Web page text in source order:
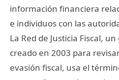
información financiera
e individuos con las
La Red de Justicia Fiscal,
creado en 2003 para
evasión fiscal, usa el